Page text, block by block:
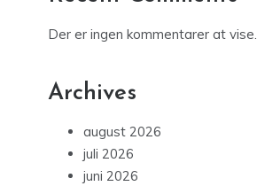
Der er ingen kommentarer at vise.
Archives
august 2026
juli 2026
juni 2026